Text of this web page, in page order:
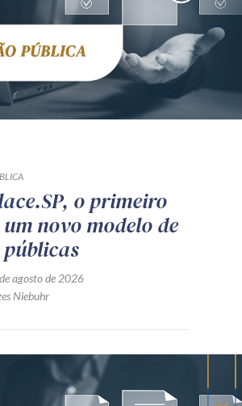
o primeiro
novo modelo de
agosto de 2026
Niebuhr